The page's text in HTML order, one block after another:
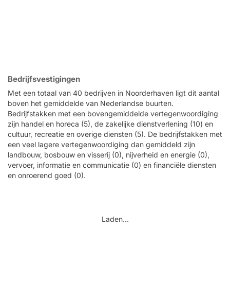
Bedrijfsvestigingen
Met een totaal van 40 bedrijven in Noorderhaven ligt dit aantal
boven het gemiddelde van Nederlandse buurten.
Bedrijfstakken met een bovengemiddelde vertegenwoordiging
zijn handel en horeca (5), de zakelijke dienstverlening (10) en
cultuur, recreatie en overige diensten (5). De bedrijfstakken met
een veel lagere vertegenwoordiging dan gemiddeld zijn
landbouw, bosbouw en visserij (0), nijverheid en energie (0),
vervoer, informatie en communicatie (0) en financiële diensten
en onroerend goed (0).
Laden...